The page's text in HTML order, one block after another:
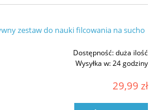
zestaw do nauki filcowania na sucho
Dostępność:duża ilość
Wysyłka w:24 godziny
29,99 zł